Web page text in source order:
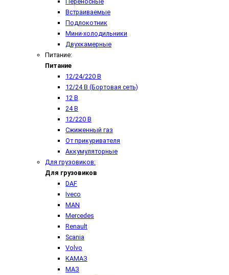
Встраиваемые
Подлокотник
Мини-холодильники
Двухкамерные
Питание:
Питание
12/24/220 В
12/24 В (Бортовая сеть)
12 В
24 В
12/220 В
Сжиженный газ
От прикуривателя
Аккумуляторные
Для грузовиков:
Для грузовиков
DAF
Iveco
MAN
Mercedes
Renault
Scania
Volvo
КАМАЗ
МАЗ